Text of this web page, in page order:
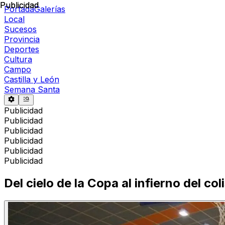
PortadaGalerías
Local
Sucesos
Provincia
Deportes
Cultura
Campo
Castilla y León
Semana Santa
Publicidad
Publicidad
Publicidad
Publicidad
Publicidad
Publicidad
Publicidad
Del cielo de la Copa al infierno del
Publicidad